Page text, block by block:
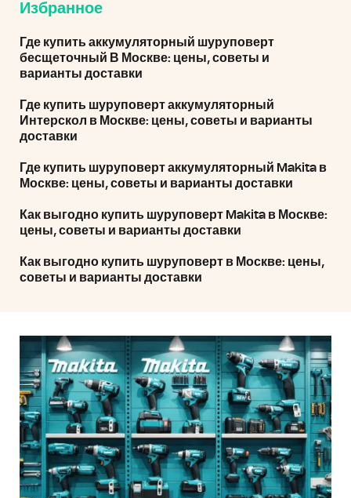
Избранное
Где купить аккумуляторный шуруповерт
бесщеточный В Москве: цены, советы и
варианты доставки
Где купить шуруповерт аккумуляторный
Интерскол в Москве: цены, советы и варианты
доставки
Где купить шуруповерт аккумуляторный Makita в
Москве: цены, советы и варианты доставки
Как выгодно купить шуруповерт Makita в Москве:
цены, советы и варианты доставки
Как выгодно купить шуруповерт в Москве: цены,
советы и варианты доставки